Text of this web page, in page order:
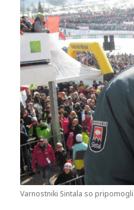
Varnostniki Sintala so